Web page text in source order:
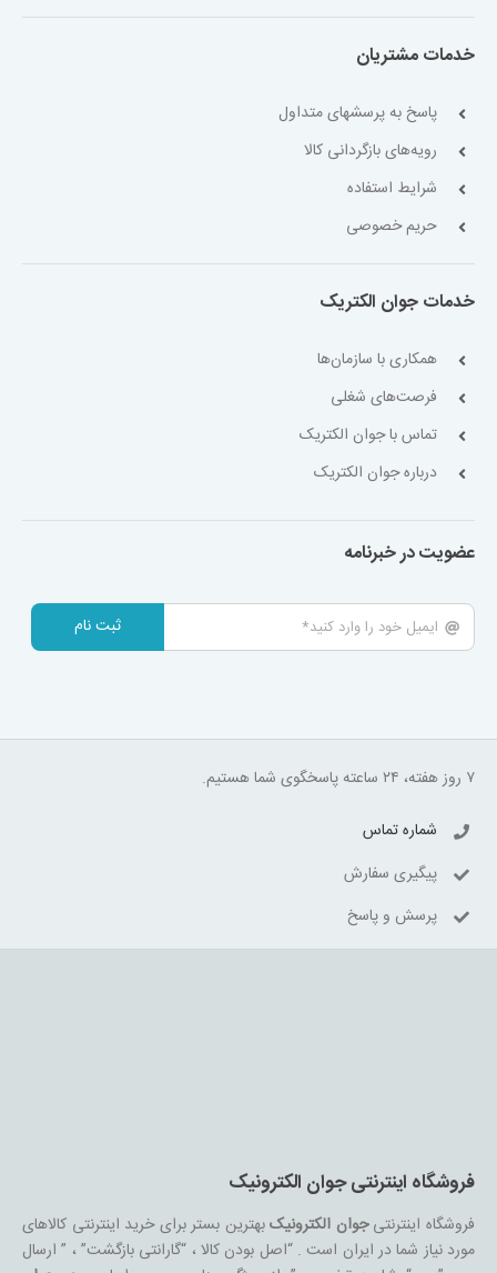
خدمات مشتریان
پاسخ به پرسشهای متداول
رویه‌های بازگردانی کالا
شرایط استفاده
حریم خصوصی
خدمات جوان الکتریک
همکاری با سازمان‌ها
فرصت‌های شغلی
تماس با جوان الکتریک
درباره جوان الکتریک
عضویت در خبرنامه
ثبت نام
۷ روز هفته، ۲۴ ساعته پاسخگوی شما هستیم.
شماره تماس
پیگیری سفارش
پرسش و پاسخ
فروشگاه اینترنتی جوان الکترونیک
فروشگاه اینترنتیجوان الکترونیکبهترین بستر برای خرید اینترنتی کالاهای
مورد نیاز شما در ایران است . “اصل بودن کالا ، “گارانتی بازگشت” ، ” ارسال